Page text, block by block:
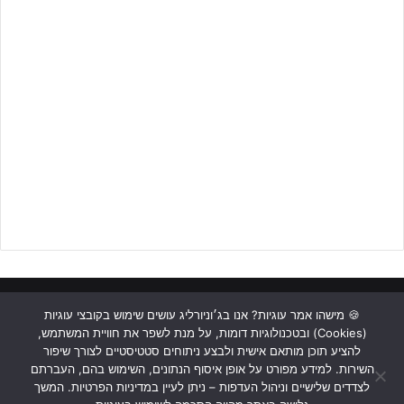
ראשי כתבות תכנים מקצועיים תנאי שימוש
מדיניות אבטחה
כתבו לנו
Facebook
YouTube
Instagram
🍪 מישהו אמר עוגיות? אנו בג׳וניורליג עושים שימוש בקובצי עוגיות
(Cookies) ובטכנולוגיות דומות, על מנת לשפר את חוויית המשתמש,
להציע תוכן מותאם אישית ולבצע ניתוחים סטטיסטיים לצורך שיפור
השירות. למידע מפורט על אופן איסוף הנתונים, השימוש בהם, העברתם
לצדדים שלישיים וניהול העדפות – ניתן לעיין במדיניות הפרטיות. המשך